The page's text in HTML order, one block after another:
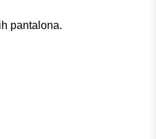
pantalona.